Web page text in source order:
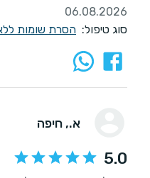
06.08.2026
סוג טיפול: הסרת שומות
א., חיפה
5.0